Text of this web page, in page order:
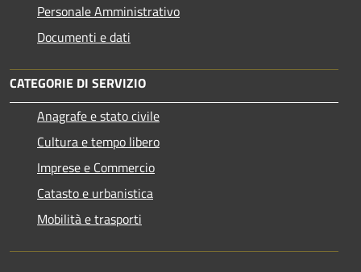
Personale Amministrativo
Documenti e dati
CATEGORIE DI SERVIZIO
Anagrafe e stato civile
Cultura e tempo libero
Imprese e Commercio
Catasto e urbanistica
Mobilità e trasporti